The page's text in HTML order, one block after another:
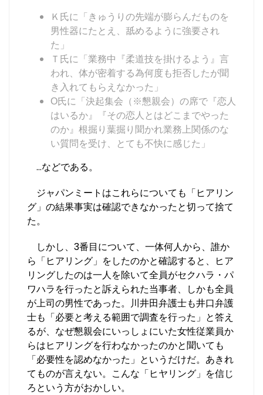
Ｋ氏に「きゅうりの先端が膨らんだものを
男性器にたとえ、舐めるように強要され
た」
Ｔ氏に「業務中『柔道技を掛けるよう』言
われ、体が密着する為何度も拒否したが聞
き入れてもらえなかった」
О氏に「決起集会（※懇親会）の席で『恋人
はいるか』『その恋人とはどこまでやった
のか』根掘り葉掘り聞かれ業務上関係のな
い質問を受け、とても不快に感じた」
…などである。
ジャパンミートはこれらについても「ヒアリン
グ」の結果事実は確認できなかったと切って捨て
た。
しかし、3番目について、一体何人から、誰か
ら「ヒアリング」をしたのかと確認すると、ヒア
リングしたのは一人を除いて全員がセクハラ・パ
ワハラを行ったと訴えられた当事者、しかも全員
が上司の男性であった。川井田弁護士も井口弁護
士も「必要と考える範囲で調査を行った」と答え
るが、なぜ懇親会にいっしょにいた女性従業員か
らはヒアリングを行わなかったのかと聞いても
「必要性を認めなかった」というだけだ。あきれ
てものが言えない。こんな「ヒヤリング」を信じ
ろという方がおかしい。